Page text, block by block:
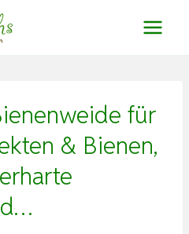
für
& Bienen,